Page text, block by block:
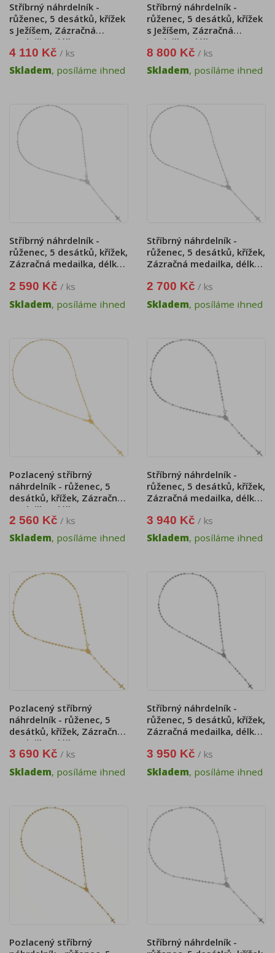
Stříbrný náhrdelník -
růženec, 5 desátků, křížek
s Ježíšem, Zázračná
medailka, délka 60 cm
4 110 Kč / ks
Skladem, posíláme ihned
Stříbrný náhrdelník -
růženec, 5 desátků, křížek
s Ježíšem, Zázračná
medailka, délka 75 cm
8 800 Kč / ks
Skladem, posíláme ihned
Stříbrný náhrdelník -
růženec, 5 desátků, křížek,
Zázračná medailka, délka
2 590 Kč / ks
Skladem, posíláme ihned
Stříbrný náhrdelník -
růženec, 5 desátků, křížek,
Zázračná medailka, délka
2 700 Kč / ks
Skladem, posíláme ihned
Pozlacený stříbrný
náhrdelník - růženec, 5
desátků, křížek, Zázračná
medailka, délka 52 cm
2 560 Kč / ks
Skladem, posíláme ihned
Stříbrný náhrdelník -
růženec, 5 desátků, křížek,
Zázračná medailka, délka
3 940 Kč / ks
Skladem, posíláme ihned
Pozlacený stříbrný
náhrdelník - růženec, 5
desátků, křížek, Zázračná
medailka, délka 47 cm
3 690 Kč / ks
Skladem, posíláme ihned
Stříbrný náhrdelník -
růženec, 5 desátků, křížek,
Zázračná medailka, délka
3 950 Kč / ks
Skladem, posíláme ihned
Pozlacený stříbrný
Stříbrný náhrdelník -